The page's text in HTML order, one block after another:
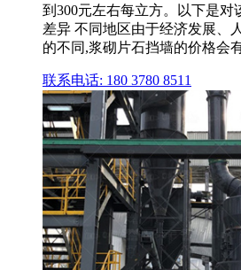
到300元左右每立方。以下是对
差异 不同地区由于经济发展、
的不同,浆砌片石挡墙的价格会
联系电话: 180 3780 8511